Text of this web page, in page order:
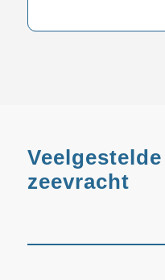
zeevracht